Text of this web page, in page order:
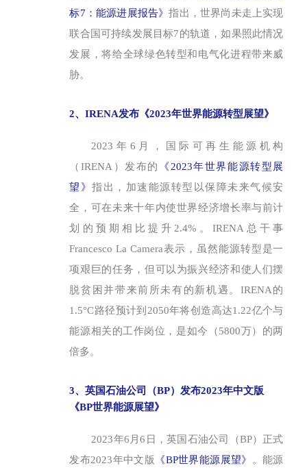
标7：能源进展报告》指出，世界尚未走上实现
联合国可持续发展目标7的轨道，如果照此情况
发展，将给全球绿色转型和电气化进程带来威
胁。
2、IRENA发布《2023年世界能源转型展望》
2023年6月，国际可再生能源机构
（IRENA）发布的
《2023年世界能源转型展
望》指出，加速能源转型以保障未来气候安
全，可在未来十年内使世界经济增长率与前计
划的预期相比提升2.4%。IRENA总干事
Francesco La Camera表示，虽然能源转型是一
项艰巨的任务，但可以为振兴经济和使人们摆
脱贫困并带来前所未有的新机遇。IRENA的
1.5°C路径预计到2050年将创造高达1.22亿个与
能源相关的工作岗位，是如今（5800万）的两
倍多。
3、英国石油公司（BP）发布2023年中文版
《BP世界能源展望》
2023年6月6日，英国石油公司（BP）正式
发布2023年中文版
《BP世界能源展望》
。能源